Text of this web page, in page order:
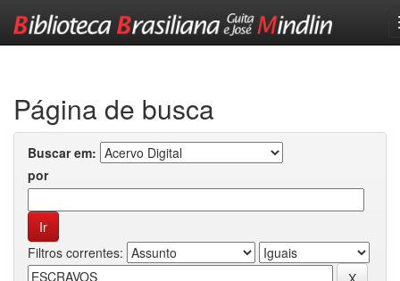
Página de busca
Buscar em:
por
Filtros correntes: